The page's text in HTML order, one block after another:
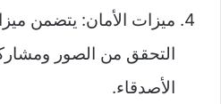
ميزات الأمان: يتضمن
التحقق من الصور
الأصدقاء.